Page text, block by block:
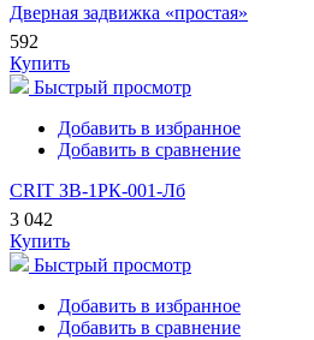
Дверная задвижка «простая»
592
Купить
Быстрый просмотр
Добавить в избранное
Добавить в сравнение
CRIT ЗВ-1РК-001-Лб
3 042
Купить
Быстрый просмотр
Добавить в избранное
Добавить в сравнение